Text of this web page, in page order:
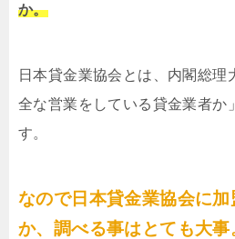
か。
日本貸金業協会とは、内閣総理
全な営業をしている貸金業者か
す。
なので日本貸金業協会に加
か、調べる事はとても大事